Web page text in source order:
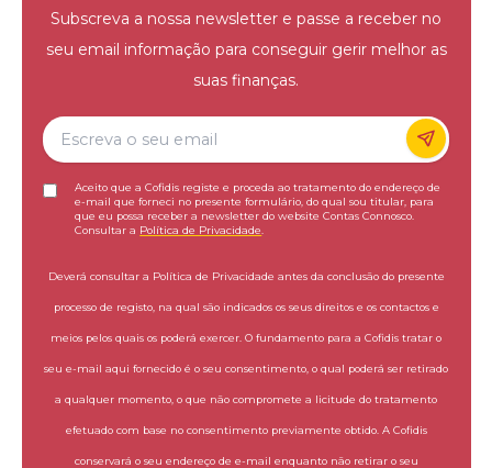
Subscreva a nossa newsletter e passe a receber no
seu email informação para conseguir gerir melhor as
suas finanças.
Aceito que a Cofidis registe e proceda ao tratamento do endereço de
e-mail que forneci no presente formulário, do qual sou titular, para
que eu possa receber a newsletter do website Contas Connosco.
Consultar a Política de Privacidade
Deverá consultar a Política de Privacidade antes da conclusão do presente
processo de registo, na qual são indicados os seus direitos e os contactos e
meios pelos quais os poderá exercer. O fundamento para a Cofidis tratar o
seu e-mail aqui fornecido é o seu consentimento, o qual poderá ser retirado
a qualquer momento, o que não compromete a licitude do tratamento
efetuado com base no consentimento previamente obtido. A Cofidis
conservará o seu endereço de e-mail enquanto não retirar o seu